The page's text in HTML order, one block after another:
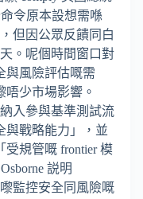
令原本設想需喺
但因公眾反饋同白
。呢個時間窗口對
與風險評估嘅需
少市場影響。
入參與基準測試流
與戰略能力」，並
規管嘅 frontier 模
説明
監控安全同風險嘅